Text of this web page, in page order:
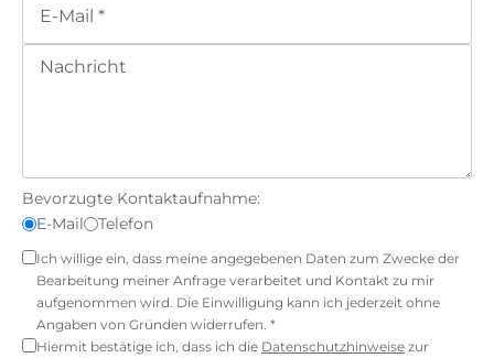
Bevorzugte Kontaktaufnahme:
E-Mail
Telefon
Ich willige ein, dass meine angegebenen Daten zum Zwecke der
Bearbeitung meiner Anfrage verarbeitet und Kontakt zu mir
aufgenommen wird. Die Einwilligung kann ich jederzeit ohne
Angaben von Gründen widerrufen. *
Hiermit bestätige ich, dass ich die Datenschutzhinweise zur